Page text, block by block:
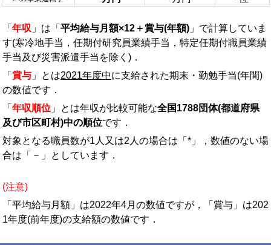
「 年収 」は「 平均給与月額×12＋賞与(年額) 」で計算していま
す(寒冷地手当，任期付研究員業績手当，特定任期付職員業績
手当及び災害派遣手当を除く)．
「 賞与 」とは2021年度中に支給された期末・勤勉手当(年間)
の数値です．
「 年収順位 」とは年収が比較可能な全国1788団体(都道府県
及び市区町村)中の順位です．
対象となる職員数が1人又は2人の場合は「*」，数値のない場
合は「－」としています．
(注意)
「平均給与月額」は2022年4月の数値ですが，「賞与」は202
1年度(前年度)の支給額の数値です．